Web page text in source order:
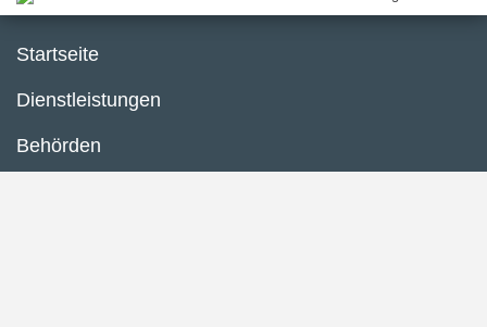
Startseite
Dienstleistungen
Behörden